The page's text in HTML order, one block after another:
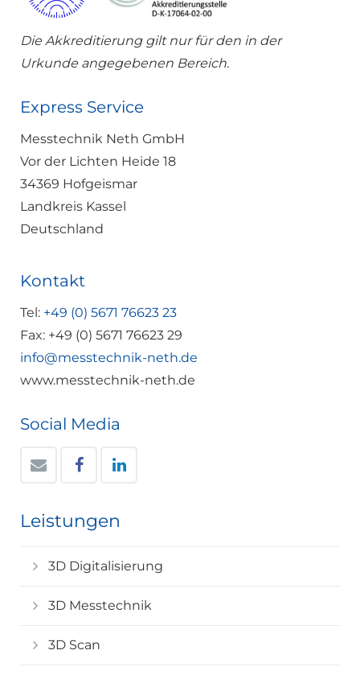
Die Akkreditierung gilt nur für den in der
Urkunde angegebenen Bereich.
Express Service
Messtechnik Neth GmbH
Vor der Lichten Heide 18
34369 Hofgeismar
Landkreis Kassel
Deutschland
Kontakt
Tel: +49 (0) 5671 76623 23
Fax: +49 (0) 5671 76623 29
info@messtechnik-neth.de
www.messtechnik-neth.de
Social Media
Leistungen
3D Digitalisierung
3D Messtechnik
3D Scan